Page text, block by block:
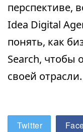
перспективе,
Idea Digital
понять, как
Search, чтобы
своей отрасли.
Twitter